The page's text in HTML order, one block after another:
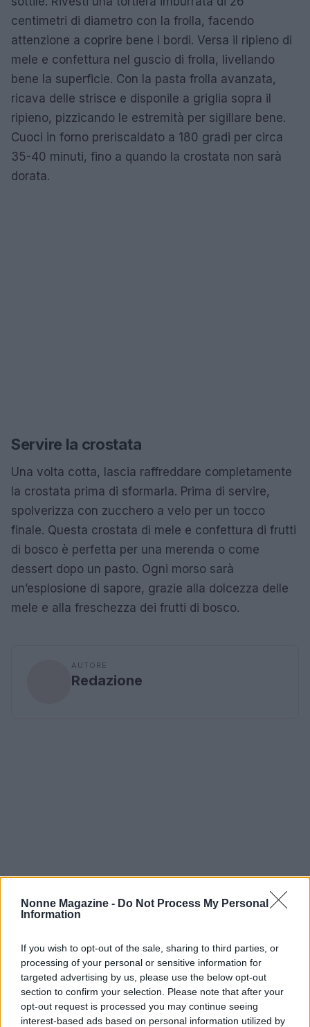
Nonne Magazine - Do Not Process My Personal
Information
If you wish to opt-out of the sale, sharing to third parties, or
processing of your personal or sensitive information for
targeted advertising by us, please use the below opt-out
section to confirm your selection. Please note that after your
opt-out request is processed you may continue seeing
interest-based ads based on personal information utilized by
centimetri di diametro con la frolla, facendo
attenzione a coprire bene i bordi. Versa il ripieno di
mele e confettura nel guscio di frolla, livellando
bene la superficie. Con la pasta frolla avanzata,
ricava delle strisce e disponile a griglia sopra il
ripieno, pizzicando le estremità per sigillare bene.
Cuoci in forno preriscaldato a 180 gradi per circa
35-40 minuti, fino a quando la crostata non sarà
dorata.
Servire la crostata
Una volta cotta, lascia raffreddare completamente
la crostata prima di sformarla. Prima di servire,
spolverizza con zucchero a velo per un tocco
finale. Questa crostata di mele e confettura di frutti
di bosco è perfetta per una merenda o come
dessert dopo un pasto. Ogni morso sarà
un’esplosione di sapore, grazie alla dolcezza delle
mele e alla freschezza dei frutti di bosco.
AUTORE
Redazione